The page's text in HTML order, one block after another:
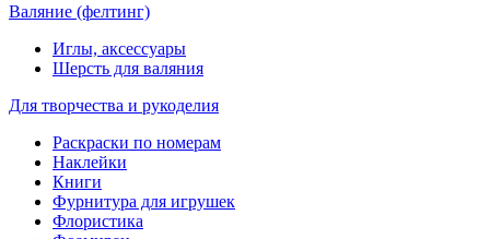
Валяние (фелтинг)
Иглы, аксессуары
Шерсть для валяния
Для творчества и рукоделия
Раскраски по номерам
Наклейки
Книги
Фурнитура для игрушек
Флористика